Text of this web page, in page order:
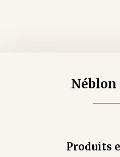
Néblon
Produits